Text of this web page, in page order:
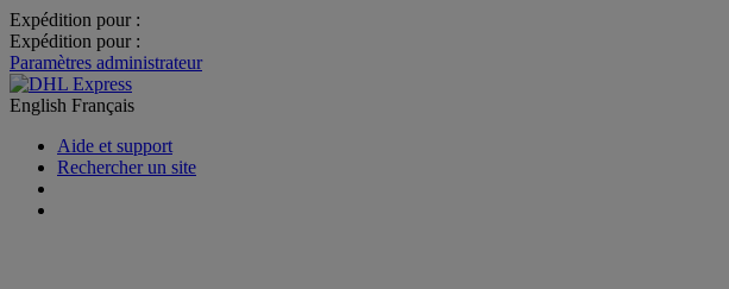
Expédition pour :
Expédition pour :
Paramètres administrateur
English Français
Aide et support
Rechercher un site